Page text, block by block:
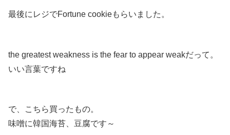
最後にレジでFortune cookieもらいました。
the greatest weakness is the fear to appear weakだって。
いい言葉ですね
で、こちら買ったもの。
味噌に韓国海苔、豆腐です～